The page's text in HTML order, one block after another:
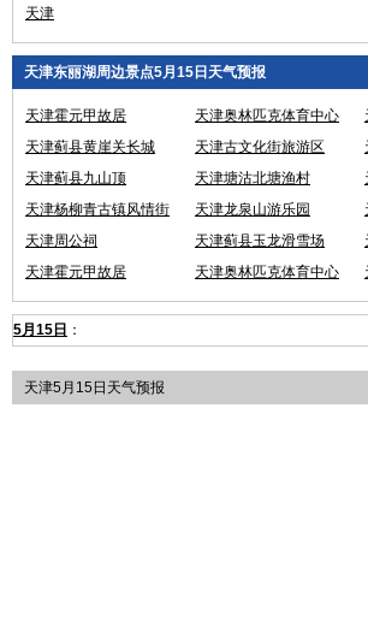
天津
天津东丽湖周边景点5月15日天气预报
天津霍元甲故居 天津奥林匹克体育中心
天津蓟县黄崖关长城
天津古文化街旅游区
天津蓟县九山顶
天津塘沽北塘渔村
天津杨柳青古镇风情街
天津龙泉山游乐园
天津周公祠
天津蓟县玉龙滑雪场
天津霍元甲故居
天津奥林匹克体育中心
5月15日 ：
天津5月15日天气预报